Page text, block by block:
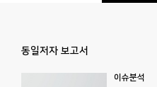
동일저자 보고서
이슈분석